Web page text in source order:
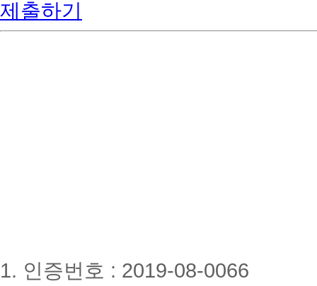
제출하기
1. 인증번호 : 2019-08-0066